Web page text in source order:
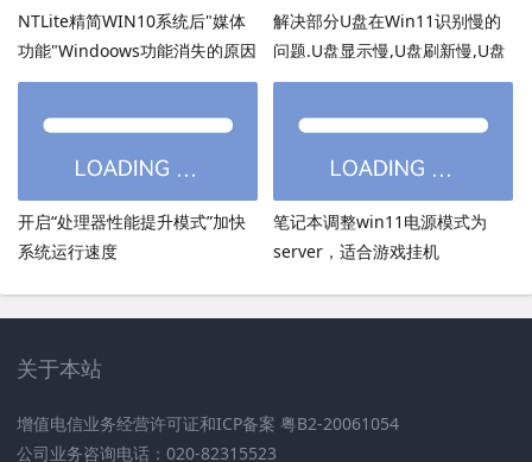
NTLite精简WIN10系统后"媒体
功能"Windoows功能消失的原因
解决部分U盘在Win11识别慢的
问题.U盘显示慢,U盘刷新慢,U盘
加载慢
开启“处理器性能提升模式”加快
系统运行速度
笔记本调整win11电源模式为
server，适合游戏挂机
关于本站
增值电信业务经营许可证和ICP备案 粤B2-20061054
公司业务咨询电话：020-82315523